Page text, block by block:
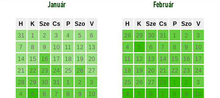
Január
H K Sze Cs P Szo
V
31
1 2 3 4 5
6
7
8 9 10 11 12
13
14
15 16 17 18 19
20
21
22 23 24 25 26
27
28
29 30 31 1 2
3
4
5 6 7 8 9 10
Február
H K Sze Cs P Szo
V
28
29 30 31 1 2
3
4
5 6 7 8 9
10
11
12 13 14 15 16
17
18
19 20 21 22 23
24
25
26 27 28 1 2
3
4
5 6 7 8 9 10